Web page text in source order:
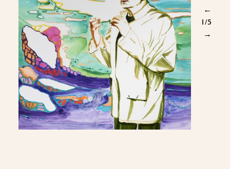
←
1/5
→